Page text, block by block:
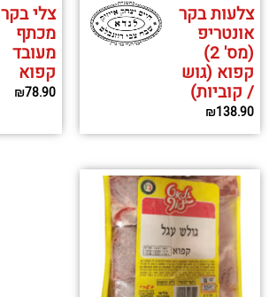
צלעות בקר
אונטריפ
(מס' 2)
קפוא (גוש
/ קוביות)
₪138.90
צלי בקר
מכתף
מעובד
קפוא
₪78.90